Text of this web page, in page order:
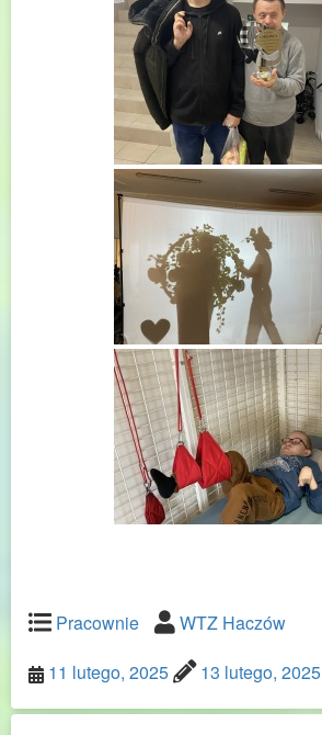
Pracownie
WTZ Haczów
11 lutego, 2025
13 lutego, 2025